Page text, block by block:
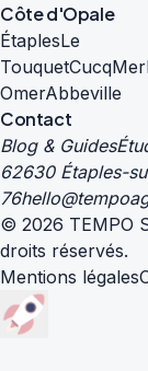
Côte d'Opale
ÉtaplesLe
TouquetCucq
OmerAbbeville
Contact
Blog & Guides
62630 Étaples-
76
© 2026 TEMPO
droits réservés.
Mentions légales